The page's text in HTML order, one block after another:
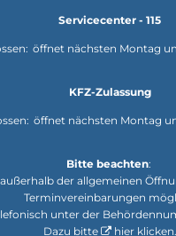
Servicecenter - 115
um weitere Öffnungs- oder
öffnet nächsten Montag
KFZ-Zulassung
um weitere Öffnungs- oder
öffnet nächsten Montag
Bitte beachten:
der allgemeinen
Terminvereinbarungen
unter der
Dazu bitte
hier klicken.